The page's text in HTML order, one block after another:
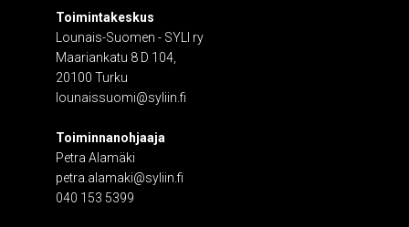
Toimintakeskus
Lounais-Suomen - SYLI ry
Maariankatu 8 D 104,
20100 Turku
lounaissuomi@syliin.fi
Toiminnanohjaaja
Petra Alamäki
petra.alamaki@syliin.fi
040 153 5399